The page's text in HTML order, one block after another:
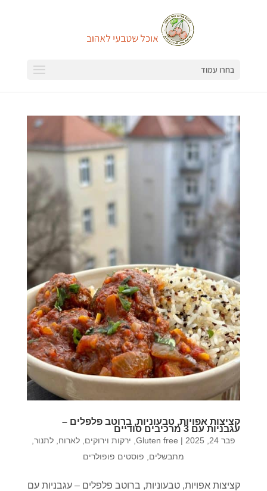
בחרו עמוד
קציצות אפויות, טבעוניות, ברוטב פלפלים –
עגבניות עם 3 מרכיבים סודיים
פבר 24, 2025 |
Gluten free ירקות וירוקים לארוח לתנור
מתבשלים
פוסטים פופולרים
קציצות אפויות, טבעוניות, ברוטב פלפלים – עגבניות עם